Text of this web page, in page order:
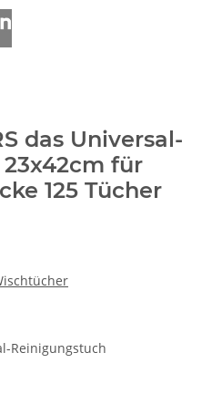
das Universal-
für
125 Tücher
Reinigungstuch